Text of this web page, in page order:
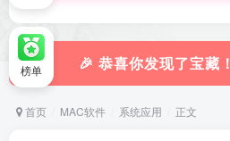
🎉 恭喜你发现了宝藏！
首页 MAC软件 系统应用 正文
榜单